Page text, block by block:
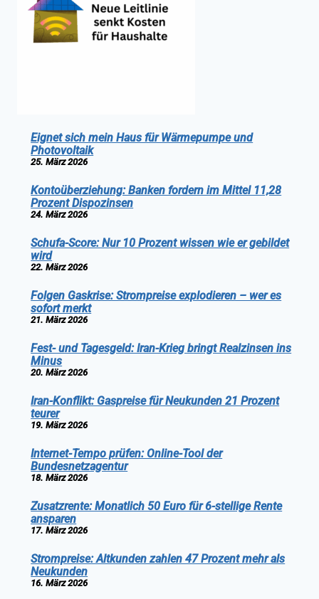
Eignet sich mein Haus für Wärmepumpe und
Photovoltaik
25. März 2026
Kontoüberziehung: Banken fordern im Mittel 11,28
Prozent Dispozinsen
24. März 2026
Schufa-Score: Nur 10 Prozent wissen wie er gebildet
wird
22. März 2026
Folgen Gaskrise: Strompreise explodieren – wer es
sofort merkt
21. März 2026
Fest- und Tagesgeld: Iran-Krieg bringt Realzinsen ins
Minus
20. März 2026
Iran-Konflikt: Gaspreise für Neukunden 21 Prozent
teurer
19. März 2026
Internet-Tempo prüfen: Online-Tool der
Bundesnetzagentur
18. März 2026
Zusatzrente: Monatlich 50 Euro für 6-stellige Rente
ansparen
17. März 2026
Strompreise: Altkunden zahlen 47 Prozent mehr als
Neukunden
16. März 2026